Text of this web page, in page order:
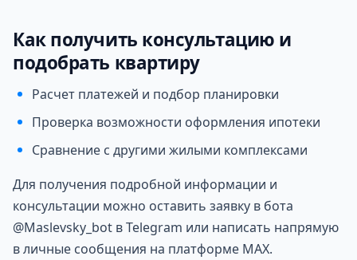
Как получить консультацию и
подобрать квартиру
Расчет платежей и подбор планировки
Проверка возможности оформления ипотеки
Сравнение с другими жилыми комплексами
Для получения подробной информации и
консультации можно оставить заявку в бота
@Maslevsky_bot в Telegram или написать напрямую
в личные сообщения на платформе MAX.